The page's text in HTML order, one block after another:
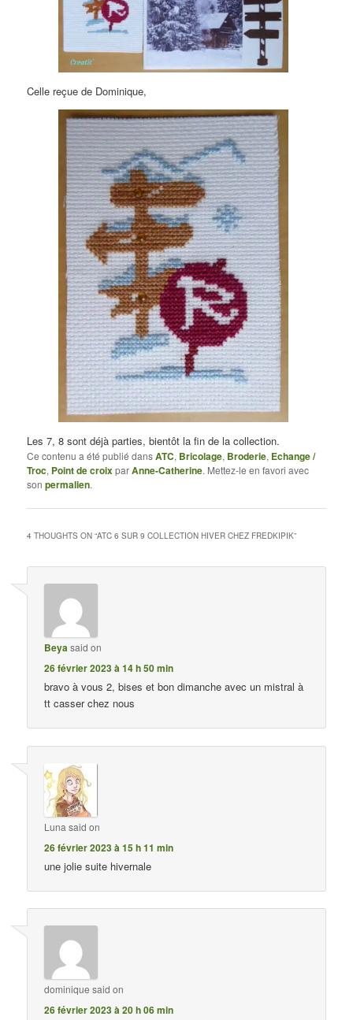
Celle reçue de Dominique,
Les 7, 8 sont déjà parties, bientôt la fin de la collection.
Ce contenu a été publié dansATC, Bricolage, Broderie, Echange /
Troc, Point de croixparAnne-Catherine. Mettez-le en favori avec
sonpermalien.
4 THOUGHTS ON “ATC 6 SUR 9 COLLECTION HIVER CHEZ FREDKIPIK”
Beyasaid on
26 février 2023 à 14 h 50 min
bravo à vous 2, bises et bon dimanche avec un mistral à
tt casser chez nous
Luna said on
26 février 2023 à 15 h 11 min
une jolie suite hivernale
dominique said on
26 février 2023 à 20 h 06 min